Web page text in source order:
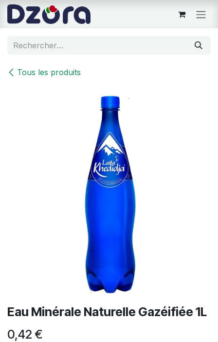
Se rendre au contenu
Tous les produits
Eau Minérale Naturelle Gazéifiée 1L
0,42 €